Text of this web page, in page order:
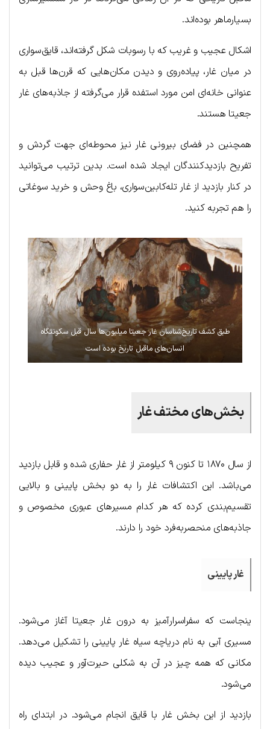
بسیارماهر بوده‌اند.
اشکال عجیب و غریب که با رسوبات شکل گرفته‌اند، قایق‌سواری
در میان غار، پیاده‌روی و دیدن مکان‌هایی که قرن‌ها قبل به
عنوانی خانه‌ای امن مورد استفده قرار می‌گرفته از جاذبه‌های غار
جعیتا هستند.
همچنین در فضای بیرونی غار نیز محوطه‌ای جهت گردش و
تفریح بازدیدکنندگان ایجاد شده است. بدین ترتیب می‌توانید
در کنار بازدید از غار تله‌کابین‌سواری، باغ وحش و خرید سوغاتی
را هم تجربه کنید.
طبق کشف تاریخ‌شناسانغا‌ر جعیتا میلیون‌ها سال قبل سکونتگاه
انسان‌های ماقبل تاریخ بوده است
بخش‌های مختف غار
از سال ۱۸۷۰ تا کنون ۹ کیلومتر از غار حفاری شده و قابل بازدید
می‌باشد. این اکتشافات غار را به دو بخش پایینی و بالایی
تقسیم‌بندی کرده که هر کدام مسیرهای عبوری مخصوص و
جاذبه‌های منحصربه‌فرد خود را دارند.
غار پایینی
ینجاست که سفراسرارآمیز به درون غار جعیتا آغاز می‌شود.
مسیری آبی به نام دریاچه سیاه غار پایینی را تشکیل می‌دهد.
مکانی که همه چیز در آن به شکلی حیرت‌آور و عجیب دیده
می‌شود.
بازدید از این بخش غار با قایق انجام می‌شود. در ابتدای راه